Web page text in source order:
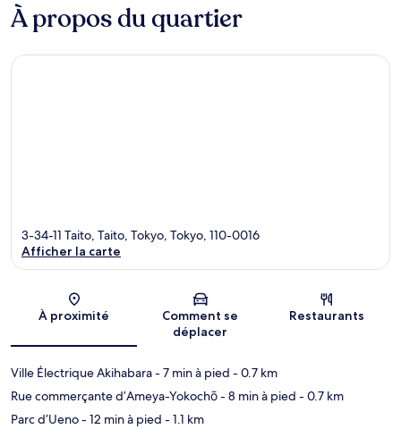
À propos du quartier
Carte
3-34-11 Taito, Taito, Tokyo, Tokyo, 110-0016
Afficher la carte
À proximité
Comment se
déplacer
Restaurants
Ville Électrique Akihabara- 7 min à pied - 0.7 km
Rue commerçante d’Ameya-Yokochō- 8 min à pied - 0.7 km
Parc d’Ueno- 12 min à pied - 1.1 km